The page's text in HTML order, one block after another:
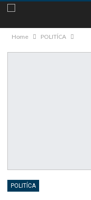
Home POLITÍCA
POLITÍCA